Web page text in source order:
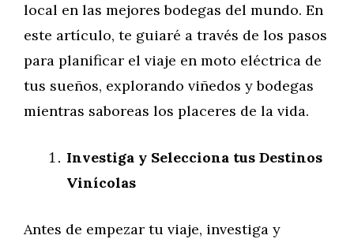
local en las mejores bodegas del mundo. En
este artículo, te guiaré a través de los pasos
para planificar el viaje en moto eléctrica de
tus sueños, explorando viñedos y bodegas
mientras saboreas los placeres de la vida.
Investiga y Selecciona tus Destinos
Vinícolas
Antes de empezar tu viaje, investiga y